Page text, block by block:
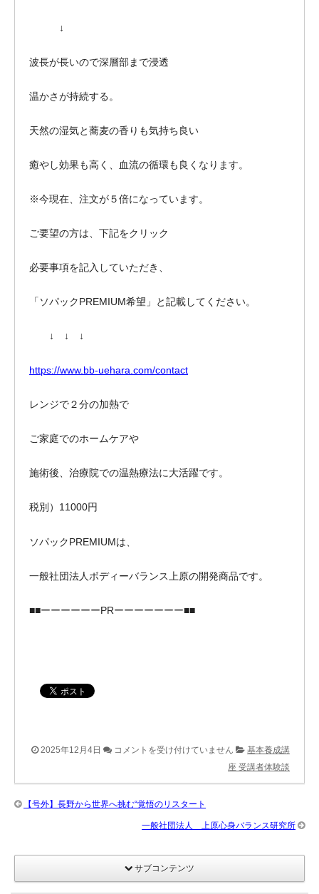
↓
波長が長いので深層部まで浸透
温かさが持続する。
天然の湿気と蕎麦の香りも気持ち良い
癒やし効果も高く、血流の循環も良くなります。
※今現在、注文が５倍になっています。
ご要望の方は、下記をクリック
必要事項を記入していただき、
「ソパックPREMIUM希望」と記載してください。
↓ ↓ ↓
https://www.bb-uehara.com/contact
レンジで２分の加熱で
ご家庭でのホームケアや
施術後、治療院での温熱療法に大活躍です。
税別）11000円
ソパックPREMIUMは、
一般社団法人ボディーバランス上原の開発商品です。
■■ーーーーーーPRーーーーーーー■■
2025年12月4日
【新
い
社
た“覚
コメントを受け付けていません
基本養成講
座 受講者体験談
【号外】長野から世界へ挑む“覚悟のリスタート
一般社団法人 上原心身バランス研究所
サブコンテンツ